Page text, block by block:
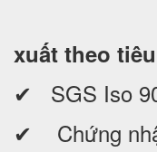
Sản
xuất theo
✔ SGS Iso
✔ Chứng